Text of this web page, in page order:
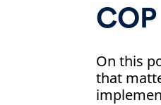
COP
On this
that